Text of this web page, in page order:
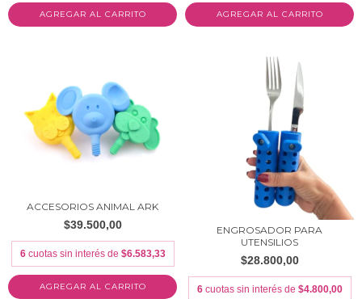
ACCESORIOS ANIMAL ARK
$39.500,00
6 cuotas sin interés de $6.583,33
AGREGAR AL CARRITO
ENGROSADOR PARA
UTENSILIOS
$28.800,00
6 cuotas sin interés de $4.800,00